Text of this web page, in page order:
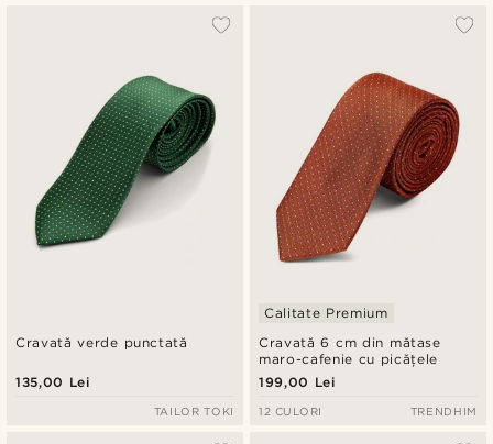
Cravată verde punctată
135,00 Lei
TAILOR TOKI
Cravată 6 cm din mătase
maro-cafenie cu picățele
Calitate Premium
199,00 Lei
12 CULORI TRENDHIM